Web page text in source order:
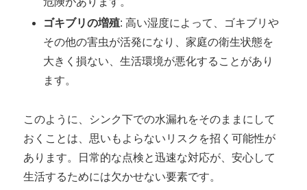
ゴキブリの増殖: 高い湿度によって、ゴキブリや
その他の害虫が活発になり、家庭の衛生状態を
大きく損ない、生活環境が悪化することがあり
ます。
このように、シンク下での水漏れをそのままにして
おくことは、思いもよらないリスクを招く可能性が
あります。日常的な点検と迅速な対応が、安心して
生活するためには欠かせない要素です。